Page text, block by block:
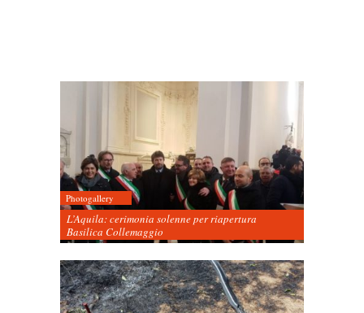
Photogallery
L’Aquila: cerimonia solenne per riapertura
Basilica Collemaggio